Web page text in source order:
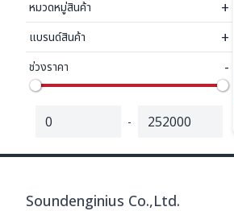
หมวดหมู่สินค้า +
แบรนด์สินค้า +
ช่วงราคา -
-
Soundenginius Co.,Ltd.